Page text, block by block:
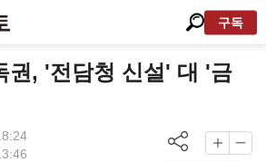
구독
권, '전담청 신설' 대 '금